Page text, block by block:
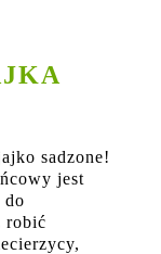
sadzone!
jest
do
robić